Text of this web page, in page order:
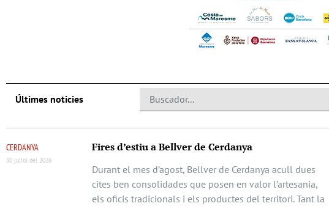
Últimes noticies
CERDANYA
30 juliol del 2026
Fires d’estiu a Bellver de Cerdanya
Durant el mes d’agost, Bellver de Cerdanya acull dues
cites ben consolidades que posen en valor l’artesania,
els oficis tradicionals i els productes del territori. Tant la